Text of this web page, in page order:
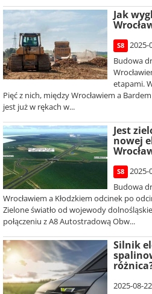
Jak
S8
2025-
Budowa
etapami.
Pięć z nich, między Wrocławiem a
jest już w rękach w...
Jest
nowej
S8
2025-
Budowa
Wrocławiem a Kłodzkiem odcinek po
Zielone światło od wojewody
połączeniu z A8 Autostradową Obw...
Silnik
2025-08-